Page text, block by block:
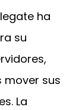
ha
su
mover sus
La